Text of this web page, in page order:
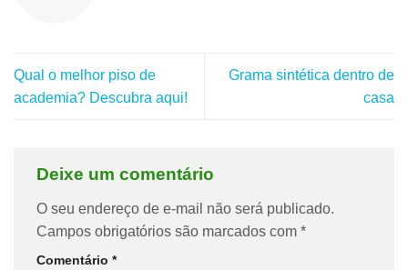
Qual o melhor piso de
academia? Descubra aqui!
Grama sintética dentro de
casa
Deixe um comentário
O seu endereço de e-mail não será publicado.
Campos obrigatórios são marcados com *
Comentário *